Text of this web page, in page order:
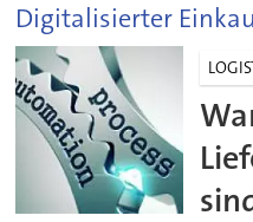
Digitalisierter